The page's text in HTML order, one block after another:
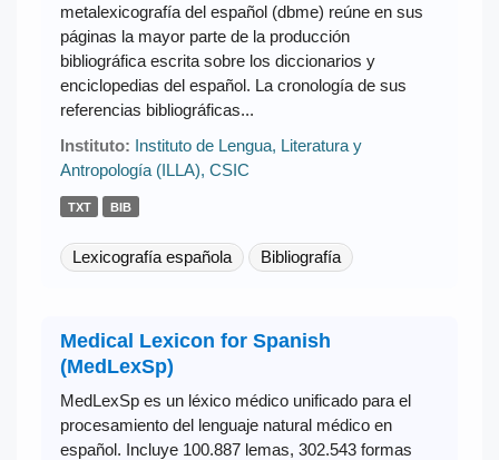
metalexicografía del español (dbme) reúne en sus
páginas la mayor parte de la producción
bibliográfica escrita sobre los diccionarios y
enciclopedias del español. La cronología de sus
referencias bibliográficas...
Instituto: Instituto de Lengua, Literatura y
Antropología (ILLA), CSIC
TXT BIB
Lexicografía española Bibliografía
Medical Lexicon for Spanish
(MedLexSp)
MedLexSp es un léxico médico unificado para el
procesamiento del lenguaje natural médico en
español. Incluye 100.887 lemas, 302.543 formas